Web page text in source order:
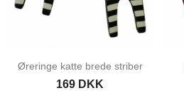
Øreringe katte brede striber
169 DKK